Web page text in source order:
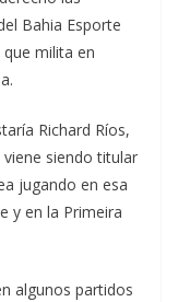
Bahia Esporte
que milita en
Richard Ríos,
siendo titular
jugando en esa
y en la Primeira
algunos partidos